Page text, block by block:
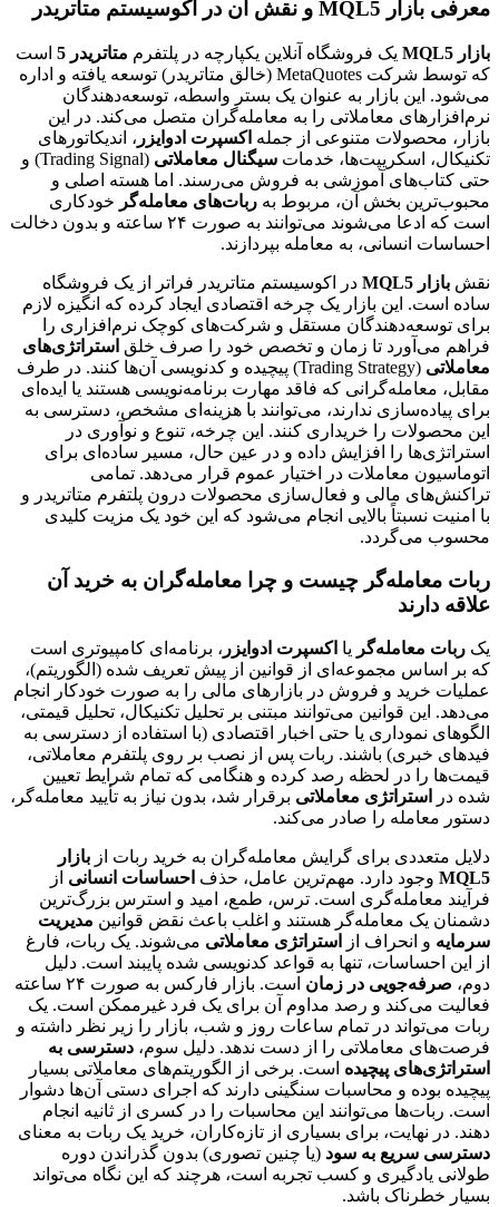
معرفی بازار MQL5 و نقش آن در اکوسیستم متاتریدر
بازار MQL5 یک فروشگاه آنلاین یکپارچه در پلتفرم متاتریدر 5
است
که توسط شرکت MetaQuotes (خالق متاتریدر) توسعه یافته و اداره
می‌شود. این بازار به عنوان یک بستر واسطه، توسعه‌دهندگان
نرم‌افزارهای معاملاتی را به معامله‌گران متصل می‌کند. در این
بازار، محصولات متنوعی از جمله اکسپرت ادوایزر ، اندیکاتورهای
تکنیکال، اسکریپت‌ها، خدمات سیگنال معاملاتی
(Trading Signal) و
حتی کتاب‌های آموزشی به فروش می‌رسند. اما هسته اصلی و
محبوب‌ترین بخش آن، مربوط به ربات‌های معامله‌گر خودکاری
است که ادعا می‌شوند می‌توانند به صورت ۲۴ ساعته و بدون دخالت
احساسات انسانی، به معامله بپردازند.
نقش بازار MQL5
در اکوسیستم متاتریدر فراتر از یک فروشگاه
ساده است. این بازار یک چرخه اقتصادی ایجاد کرده که انگیزه لازم
برای توسعه‌دهندگان مستقل و شرکت‌های کوچک نرم‌افزاری را
فراهم می‌آورد تا زمان و تخصص خود را صرف خلق استراتژی‌های
معاملاتی
(Trading Strategy) پیچیده و کدنویسی آن‌ها کنند. در طرف
مقابل، معامله‌گرانی که فاقد مهارت برنامه‌نویسی هستند یا ایده‌ای
برای پیاده‌سازی ندارند، می‌توانند با هزینه‌ای مشخص، دسترسی به
این محصولات را خریداری کنند. این چرخه، تنوع و نوآوری در
استراتژی‌ها را افزایش داده و در عین حال، مسیر ساده‌ای برای
اتوماسیون معاملات در اختیار عموم قرار می‌دهد. تمامی
تراکنش‌های مالی و فعال‌سازی محصولات درون پلتفرم متاتریدر و
با امنیت نسبتاً بالایی انجام می‌شود که این خود یک مزیت کلیدی
محسوب می‌گردد.
ربات معامله‌گر چیست و چرا معامله‌گران به خرید آن
علاقه دارند
یک ربات معامله‌گر یا اکسپرت ادوایزر ، برنامه‌ای کامپیوتری است
که بر اساس مجموعه‌ای از قوانین از پیش تعریف شده (الگوریتم)،
عملیات خرید و فروش در بازارهای مالی را به صورت خودکار انجام
می‌دهد. این قوانین می‌توانند مبتنی بر تحلیل تکنیکال، تحلیل قیمتی،
الگوهای نموداری یا حتی اخبار اقتصادی (با استفاده از دسترسی به
فیدهای خبری) باشند. ربات پس از نصب بر روی پلتفرم معاملاتی،
قیمت‌ها را در لحظه رصد کرده و هنگامی که تمام شرایط تعیین
شده در
استراتژی معاملاتی برقرار شد، بدون نیاز به تأیید معامله‌گر،
دستور معامله را صادر می‌کند.
دلایل متعددی برای گرایش معامله‌گران به خرید ربات از بازار
MQL5 وجود دارد. مهم‌ترین عامل، حذف احساسات انسانی از
فرآیند معامله‌گری است. ترس، طمع، امید و استرس بزرگ‌ترین
دشمنان یک معامله‌گر هستند و اغلب باعث نقض قوانین مدیریت
سرمایه و انحراف از استراتژی معاملاتی می‌شوند. یک ربات، فارغ
از این احساسات، تنها به قواعد کدنویسی شده پایبند است. دلیل
دوم، صرفه‌جویی در زمان
است. بازار فارکس به صورت ۲۴ ساعته
فعالیت می‌کند و رصد مداوم آن برای یک فرد غیرممکن است. یک
ربات می‌تواند در تمام ساعات روز و شب، بازار را زیر نظر داشته و
فرصت‌های معاملاتی را از دست ندهد. دلیل سوم، دسترسی به
استراتژی‌های پیچیده است. برخی از الگوریتم‌های معاملاتی بسیار
پیچیده بوده و محاسبات سنگینی دارند که اجرای دستی آن‌ها دشوار
است. ربات‌ها می‌توانند این محاسبات را در کسری از ثانیه انجام
دهند. در نهایت، برای بسیاری از تازه‌کاران، خرید یک ربات به معنای
دسترسی سریع به سود (یا چنین تصوری) بدون گذراندن دوره
طولانی یادگیری و کسب تجربه است، هرچند که این نگاه می‌تواند
بسیار خطرناک باشد.